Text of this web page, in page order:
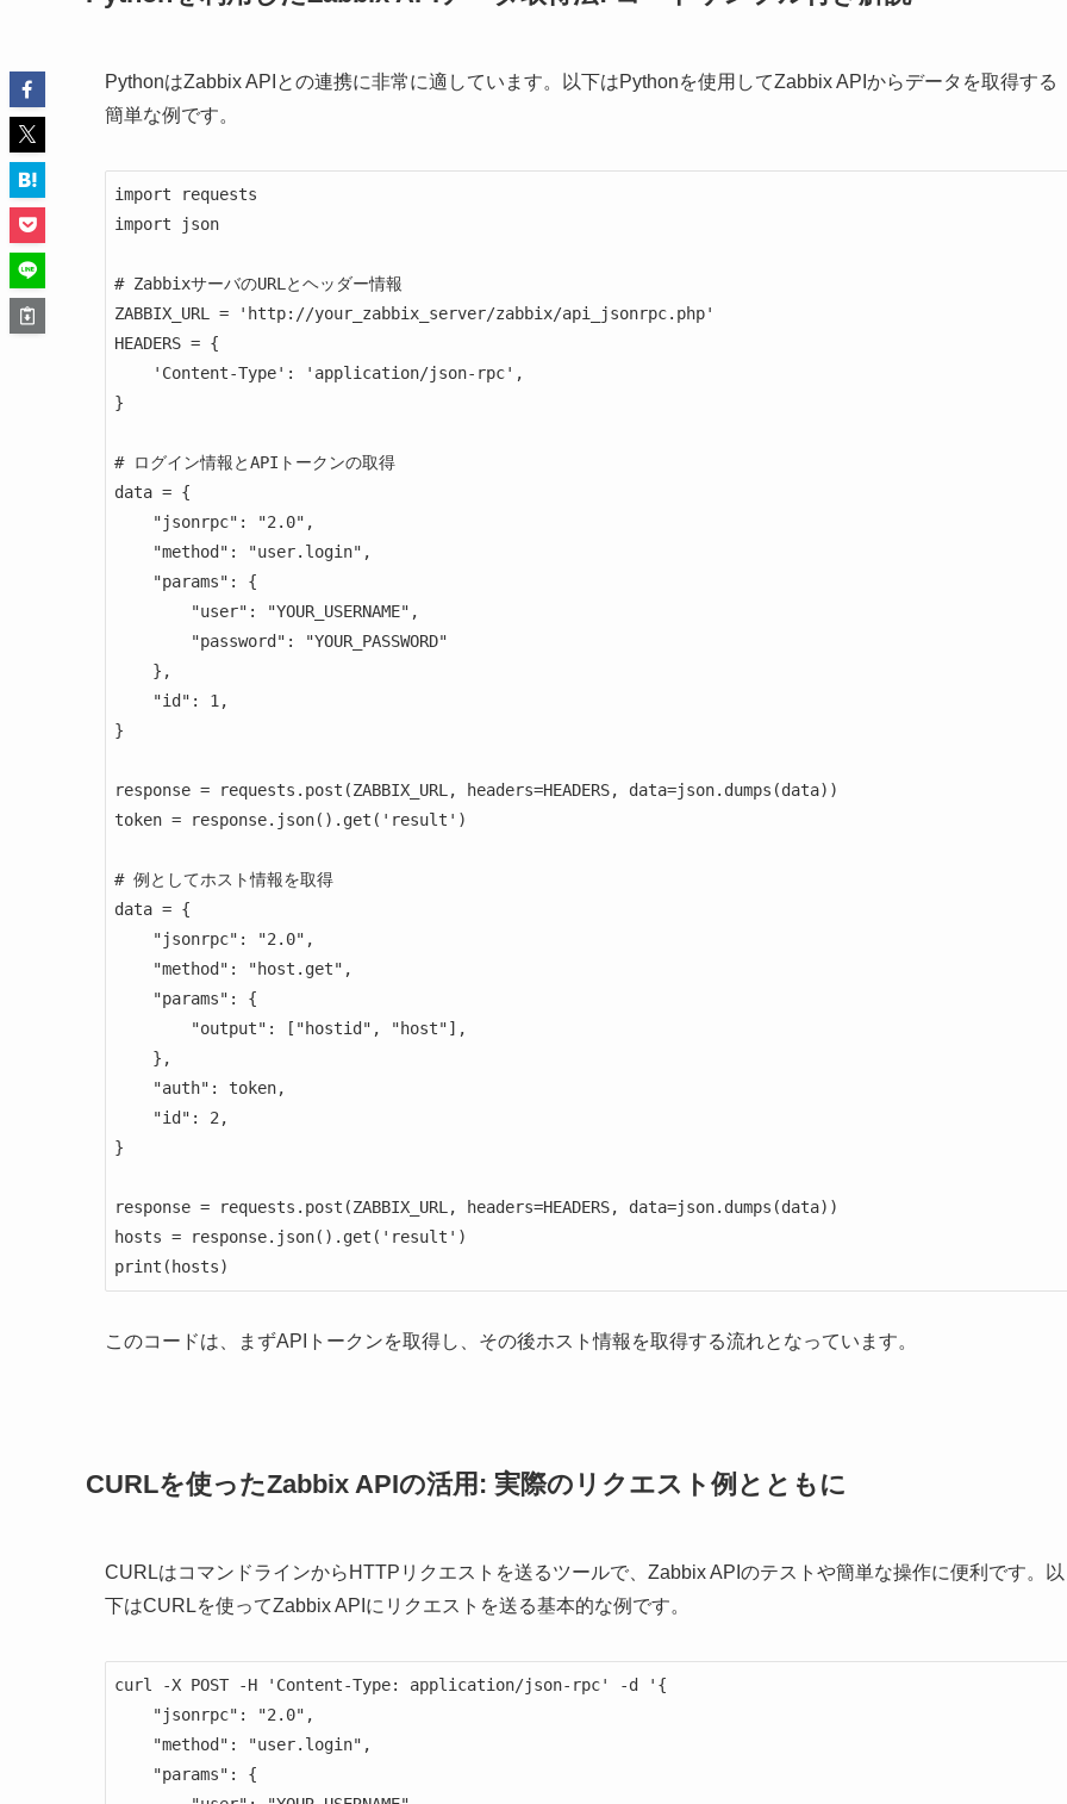
PythonはZabbix APIとの連携に非常に適しています。以下はPythonを使用してZabbix APIからデータを取得する
簡単な例です。
import requests
import json
# ZabbixサーバのURLとヘッダー情報
ZABBIX_URL = 'http://your_zabbix_server/zabbix/api_jsonrpc.php'
HEADERS = {
}
# ログイン情報とAPIトークンの取得
data = {
}
response = requests.post(ZABBIX_URL, headers=HEADERS, data=json.dumps(data))
token = response.json().get('result')
# 例としてホスト情報を取得
data = {
}
response = requests.post(ZABBIX_URL, headers=HEADERS, data=json.dumps(data))
hosts = response.json().get('result')
このコードは、まずAPIトークンを取得し、その後ホスト情報を取得する流れとなっています。
CURLを使ったZabbix APIの活用: 実際のリクエスト例とともに
CURLはコマンドラインからHTTPリクエストを送るツールで、Zabbix APIのテストや簡単な操作に便利です。以
下はCURLを使ってZabbix APIにリクエストを送る基本的な例です。
curl -X POST -H 'Content-Type: application/json-rpc' -d '{